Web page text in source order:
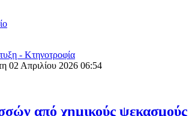
- Κτηνοτροφία
02 Απριλίου 2026 06:54
από χημικούς ψεκασμούς